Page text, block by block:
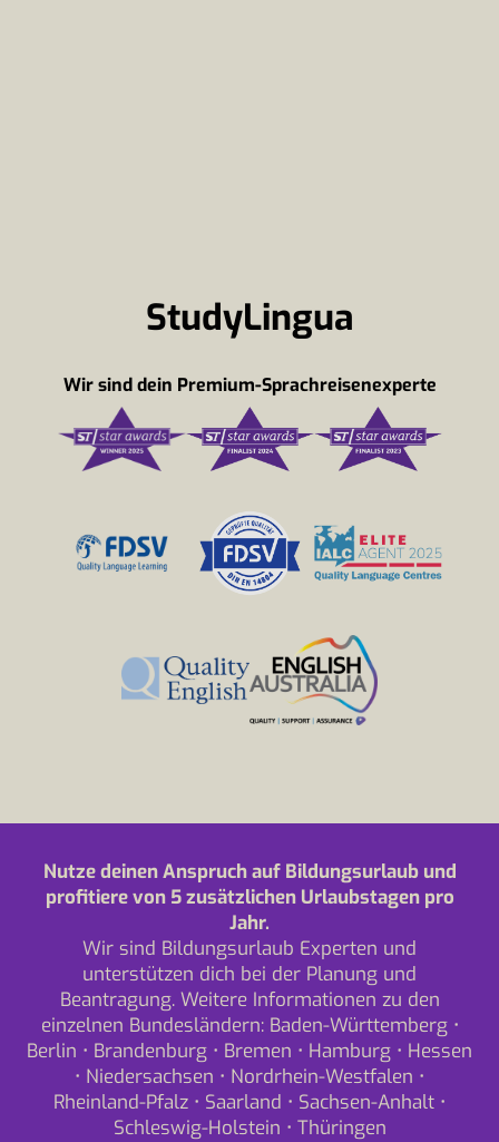
StudyLingua
Wir sind dein Premium-Sprachreisenexperte
Nutze deinen Anspruch auf Bildungsurlaub und
profitiere von 5 zusätzlichen Urlaubstagen pro
Jahr.
Wir sind Bildungsurlaub Experten und
unterstützen dich bei der Planung und
Beantragung. Weitere Informationen zu den
einzelnen Bundesländern: Baden-Württemberg•
Berlin • Brandenburg • Bremen • Hamburg • Hessen
• Niedersachsen • Nordrhein-Westfalen •
Rheinland-Pfalz • Saarland • Sachsen-Anhalt •
Schleswig-Holstein • Thüringen